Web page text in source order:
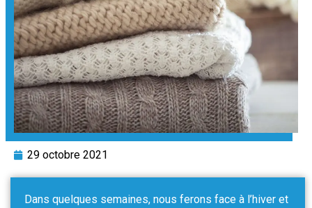
29 octobre 2021
Dans quelques semaines, nous ferons face à l’hiver et